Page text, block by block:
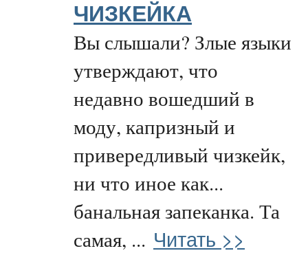
ЧИЗКЕЙКА
Вы слышали? Злые языки
утверждают, что
недавно вошедший в
моду, капризный и
привередливый чизкейк,
ни что иное как...
банальная запеканка. Та
самая, ... Читать >>